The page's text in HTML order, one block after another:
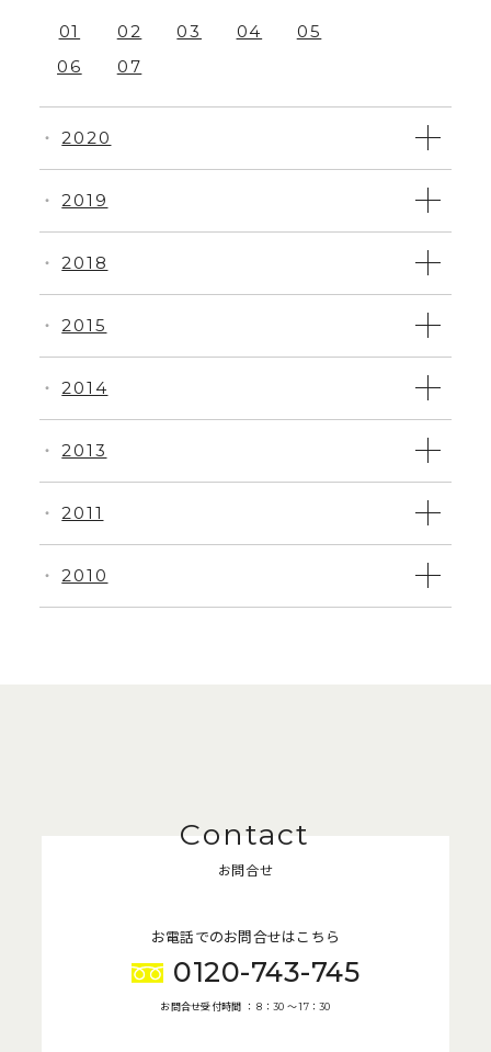
・ 2010
・ 2011
・ 2013
・ 2014
・ 2015
・ 2018
・ 2019
・ 2020
01 02 03 04
05
06
07
お問合せ
お電話でのお問合せはこちら
0120-743-745
お問合せ受付時間 ： 8：30 〜 17：30